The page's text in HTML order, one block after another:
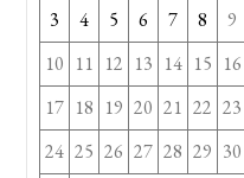
3
4 5 6 7 8
9
10 11 12 13 14 15 16
17 18 19 20 21 22 23
24 25 26 27 28 29 30